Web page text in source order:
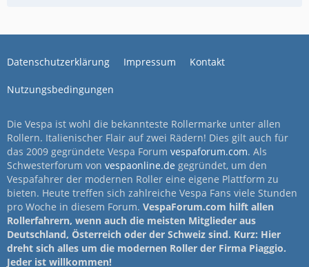
Datenschutzerklärung Impressum Kontakt
Nutzungsbedingungen
Die Vespa ist wohl die bekannteste Rollermarke unter allen
Rollern. Italienischer Flair auf zwei Rädern! Dies gilt auch für
das 2009 gegründete Vespa Forum vespaforum.com. Als
Schwesterforum von vespaonline.de gegründet, um den
Vespafahrer der modernen Roller eine eigene Plattform zu
bieten. Heute treffen sich zahlreiche Vespa Fans viele Stunden
pro Woche in diesem Forum. VespaForum.com hilft allen
Rollerfahrern, wenn auch die meisten Mitglieder aus
Deutschland, Österreich oder der Schweiz sind. Kurz: Hier
dreht sich alles um die modernen Roller der Firma Piaggio.
Jeder ist willkommen!